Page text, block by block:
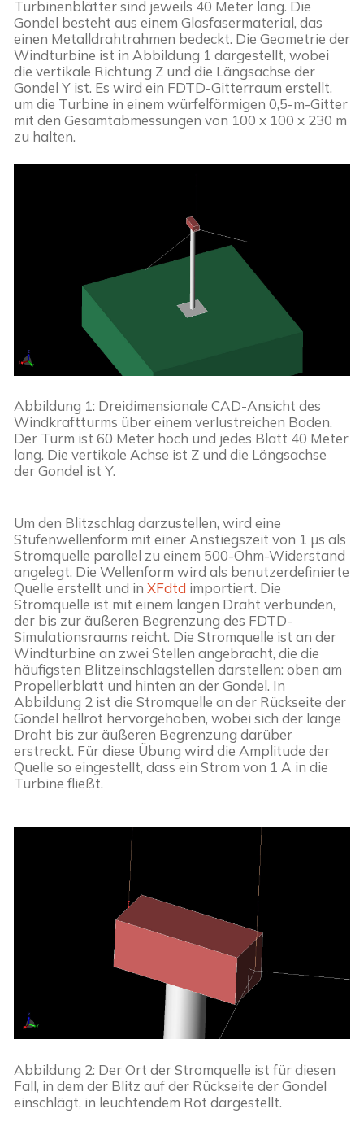
Turbinenblätter sind jeweils 40 Meter lang. Die
Gondel besteht aus einem Glasfasermaterial, das
einen Metalldrahtrahmen bedeckt. Die Geometrie der
Windturbine ist in Abbildung 1 dargestellt, wobei
die vertikale Richtung Z und die Längsachse der
Gondel Y ist. Es wird ein FDTD-Gitterraum erstellt,
um die Turbine in einem würfelförmigen 0,5-m-Gitter
mit den Gesamtabmessungen von 100 x 100 x 230 m
zu halten.
Abbildung 1: Dreidimensionale CAD-Ansicht des
Windkraftturms über einem verlustreichen Boden.
Der Turm ist 60 Meter hoch und jedes Blatt 40 Meter
lang. Die vertikale Achse ist Z und die Längsachse
der Gondel ist Y.
Um den Blitzschlag darzustellen, wird eine
Stufenwellenform mit einer Anstiegszeit von 1 µs als
Stromquelle parallel zu einem 500-Ohm-Widerstand
angelegt. Die Wellenform wird als benutzerdefinierte
Quelle erstellt und in XFdtd importiert. Die
Stromquelle ist mit einem langen Draht verbunden,
der bis zur äußeren Begrenzung des FDTD-
Simulationsraums reicht. Die Stromquelle ist an der
Windturbine an zwei Stellen angebracht, die die
häufigsten Blitzeinschlagstellen darstellen: oben am
Propellerblatt und hinten an der Gondel. In
Abbildung 2 ist die Stromquelle an der Rückseite der
Gondel hellrot hervorgehoben, wobei sich der lange
Draht bis zur äußeren Begrenzung darüber
erstreckt. Für diese Übung wird die Amplitude der
Quelle so eingestellt, dass ein Strom von 1 A in die
Turbine fließt.
Abbildung 2: Der Ort der Stromquelle ist für diesen
Fall, in dem der Blitz auf der Rückseite der Gondel
einschlägt, in leuchtendem Rot dargestellt.